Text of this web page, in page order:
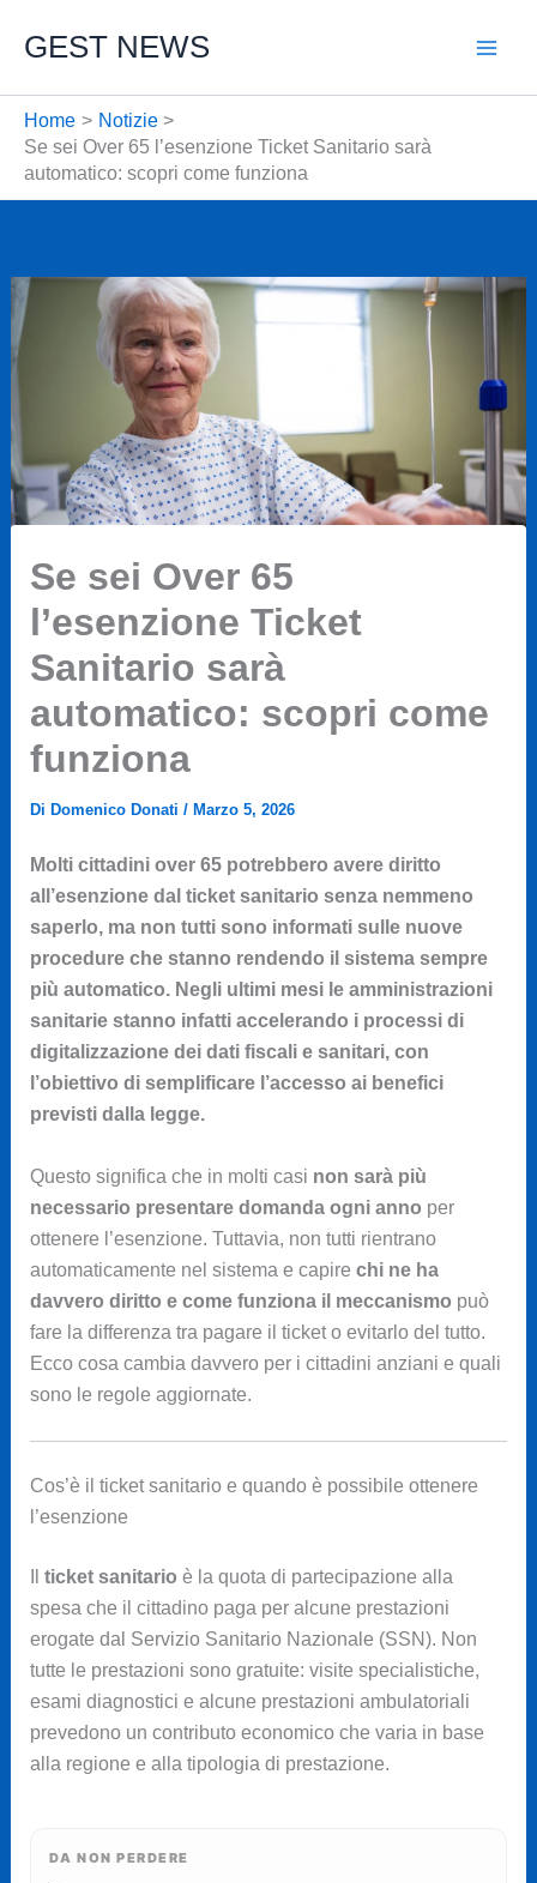
GEST NEWS
Home
Notizie
Se sei Over 65 l’esenzione Ticket Sanitario sarà
automatico: scopri come funziona
Se sei Over 65
l’esenzione Ticket
Sanitario sarà
automatico: scopri come
funziona
Di Domenico Donati / Marzo 5, 2026
Molti cittadini over 65 potrebbero avere diritto
all’esenzione dal ticket sanitario senza nemmeno
saperlo, ma non tutti sono informati sulle nuove
procedure che stanno rendendo il sistema sempre
più automatico. Negli ultimi mesi le amministrazioni
sanitarie stanno infatti accelerando i processi di
digitalizzazione dei dati fiscali e sanitari, con
l’obiettivo di semplificare l’accesso ai benefici
previsti dalla legge.
Questo significa che in molti casi non sarà più
necessario presentare domanda ogni anno per
ottenere l’esenzione. Tuttavia, non tutti rientrano
automaticamente nel sistema e capire chi ne ha
davvero diritto e come funziona il meccanismo può
fare la differenza tra pagare il ticket o evitarlo del tutto.
Ecco cosa cambia davvero per i cittadini anziani e quali
sono le regole aggiornate.
Cos’è il ticket sanitario e quando è possibile ottenere
l’esenzione
ticket sanitario è la quota di partecipazione alla
spesa che il cittadino paga per alcune prestazioni
erogate dal Servizio Sanitario Nazionale (SSN). Non
tutte le prestazioni sono gratuite: visite specialistiche,
esami diagnostici e alcune prestazioni ambulatoriali
prevedono un contributo economico che varia in base
alla regione e alla tipologia di prestazione.
DA NON PERDERE